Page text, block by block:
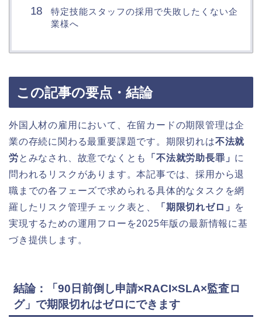
特定技能スタッフの採用で失敗したくない企
業様へ
この記事の要点・結論
外国人材の雇用において、在留カードの期限管理は企
業の存続に関わる最重要課題です。期限切れは不法就
労とみなされ、故意でなくとも 「不法就労助長罪」 に
問われるリスクがあります。本記事では、採用から退
職までの各フェーズで求められる具体的なタスクを網
羅したリスク管理チェック表と、
「期限切れゼロ」 を
実現するための運用フローを2025年版の最新情報に基
づき提供します。
結論：「90日前倒し申請×RACI×SLA×監査ロ
グ」で期限切れはゼロにできます